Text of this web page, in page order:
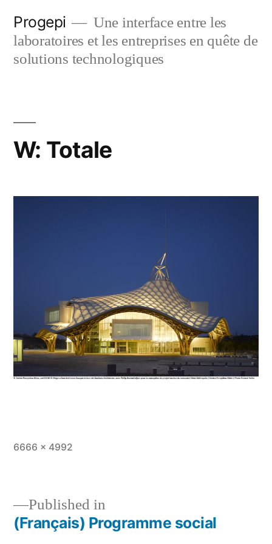
content
Progepi
Une interface entre les
laboratoires et les entreprises en quête de
solutions technologiques
W: Totale
Full
6666 × 4992
Post
Published in
(Français) Programme social